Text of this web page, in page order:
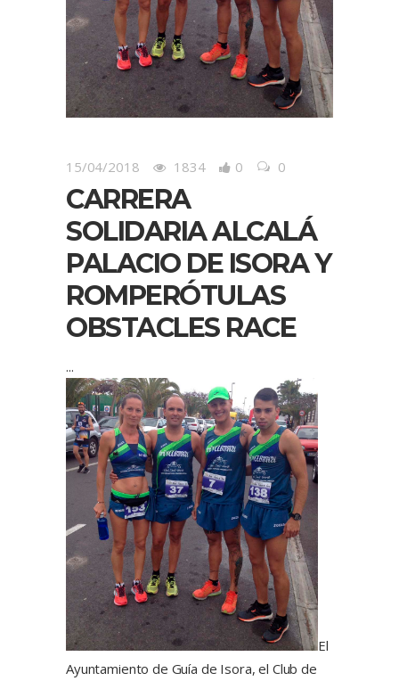
15/04/2018 1834 0 0
CARRERA
SOLIDARIA ALCALÁ
PALACIO DE ISORA Y
ROMPERÓTULAS
OBSTACLES RACE
El
Ayuntamiento de Guía de Isora, el Club de